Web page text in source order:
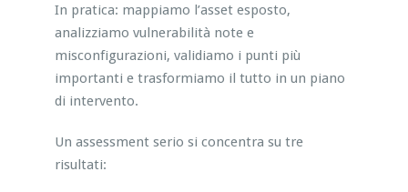
In pratica: mappiamo l’asset esposto,
analizziamo vulnerabilità note e
misconfigurazioni, validiamo i punti più
importanti e trasformiamo il tutto in un piano
di intervento.
Un assessment serio si concentra su tre
risultati: